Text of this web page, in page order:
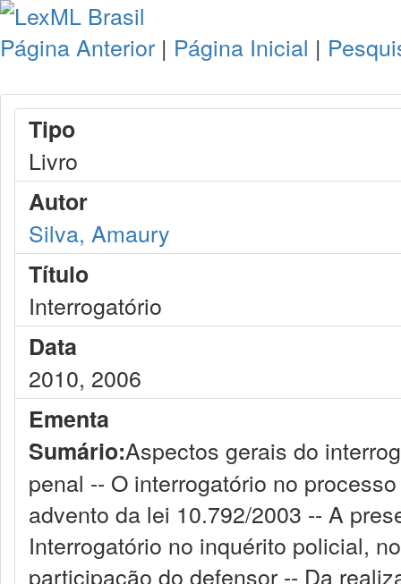
Página Anterior | Página Inicial |
Tipo
Livro
Autor
Silva, Amaury
Título
Interrogatório
Data
2010, 2006
Ementa
Sumário:Aspectos gerais do
penal -- O interrogatório no
advento da lei 10.792/2003 -- A
Interrogatório no inquérito policial,
participação do defensor -- Da